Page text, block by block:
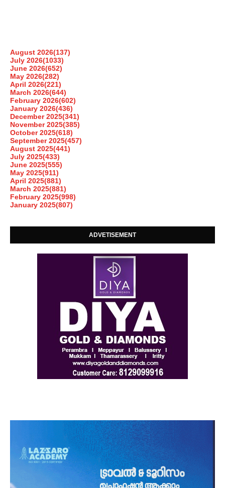
August 2026(137)
July 2026(1033)
June 2026(652)
May 2026(282)
April 2026(221)
March 2026(644)
February 2026(602)
January 2026(436)
December 2025(341)
November 2025(385)
October 2025(618)
September 2025(457)
August 2025(441)
July 2025(433)
June 2025(555)
May 2025(911)
April 2025(881)
March 2025(881)
February 2025(998)
January 2025(807)
ADVETISEMENT